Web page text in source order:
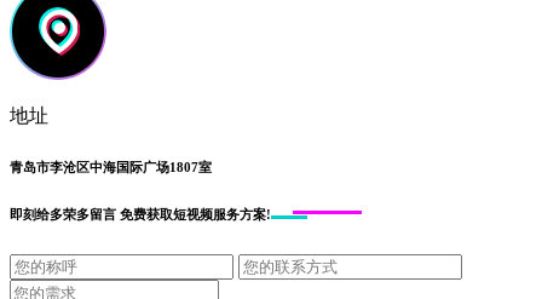
地址
青岛市李沧区中海国际广场1807室
即刻给多荣多留言 免费获取短视频服务方案!